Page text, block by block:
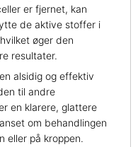
er fjernet, kan
de aktive stoffer i
øger den
resultater.
alsidig og effektiv
til andre
en klarere, glattere
om behandlingen
eller på kroppen.